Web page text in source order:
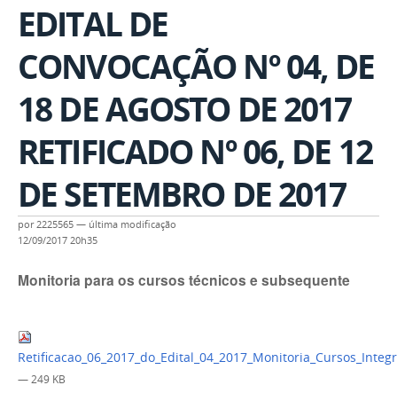
EDITAL DE
CONVOCAÇÃO Nº 04, DE
18 DE AGOSTO DE 2017
RETIFICADO Nº 06, DE 12
DE SETEMBRO DE 2017
por2225565 — última modificação
12/09/2017 20h35
Monitoria para os cursos técnicos e subsequente
— 249 KB